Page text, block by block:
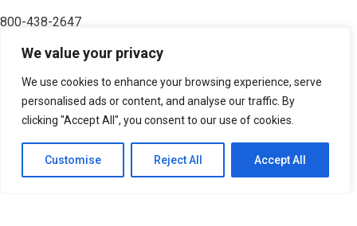
We value your privacy
We use cookies to enhance your browsing experience, serve
personalised ads or content, and analyse our traffic. By
clicking "Accept All", you consent to our use of cookies.
Customise Reject All Accept All
800-438-2647
À propos de nous
Achetez maintenant
Commande
Contactez-nous
Équipement
Industries
Modalités
Politique de confidentialité
Recherche de produits